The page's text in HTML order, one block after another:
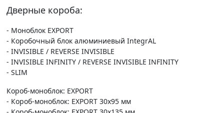
Дверные короба:
- Моноблок EXPORT
- Коробочный блок алюминиевый IntegrAL
- INVISIBLE / REVERSE INVISIBLE
- INVISIBLE INFINITY / REVERSE INVISIBLE INFINITY
- SLIM
Короб-моноблок: EXPORT
- Короб-моноблок: EXPORT 30х95 мм